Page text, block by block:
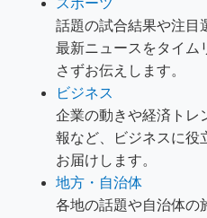
スポーツ
話題の試合結果や注目
最新ニュースをタイム
さずお伝えします。
ビジネス
企業の動きや経済トレ
報など、ビジネスに役
お届けします。
地方・自治体
各地の話題や自治体の